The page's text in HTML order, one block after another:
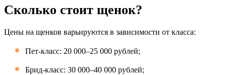
Сколько стоит щенок?
Цены на щенков варьируются в зависимости от класса:
Пет-класс: 20 000–25 000 рублей;
Брид-класс: 30 000–40 000 рублей;